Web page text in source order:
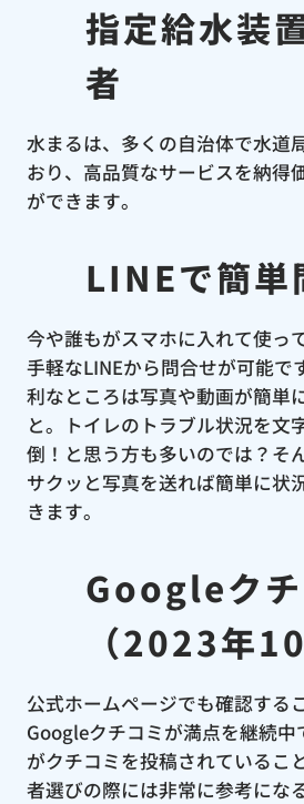
指定給水装
者
水まるは、多くの自治体で水道
おり、高品質なサービスを納得
ができます。
LINEで簡単
今や誰もがスマホに入れて使っ
手軽なLINEから問合せが可能で
利なところは写真や動画が簡単
と。トイレのトラブル状況を文
倒！と思う方も多いのでは？そ
サクッと写真を送れば簡単に状
きます。
Googleク
（2023年
公式ホームページでも確認する
Googleクチコミが満点を継続中
がクチコミを投稿されているこ
者選びの際には非常に参考にな